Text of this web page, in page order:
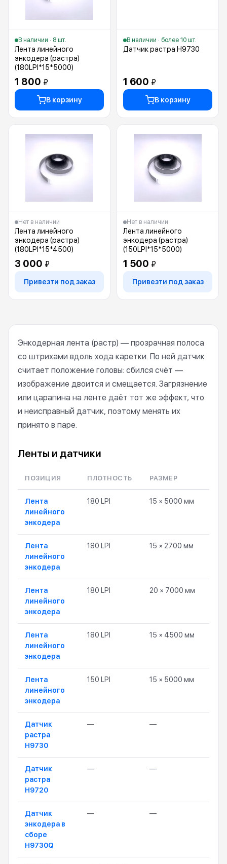
В наличии · 8 шт.
Лента линейного
энкодера (растра)
(180LPI*15*5000)
1 800 ₽
В корзину
В наличии · более 10 шт.
Датчик растра H9730
1 600 ₽
В корзину
Нет в наличии
Лента линейного
энкодера (растра)
(180LPI*15*4500)
3 000 ₽
Привезти под заказ
Нет в наличии
Лента линейного
энкодера (растра)
(150LPI*15*5000)
1 500 ₽
Привезти под заказ
Энкодерная лента (растр) — прозрачная полоса
со штрихами вдоль хода каретки. По ней датчик
считает положение головы: сбился счёт —
изображение двоится и смещается. Загрязнение
или царапина на ленте даёт тот же эффект, что
и неисправный датчик, поэтому менять их
принято в паре.
Ленты и датчики
ПОЗИЦИЯ ПЛОТНОСТЬ РАЗМЕР
Лента
линейного
энкодера
180 LPI 15 × 5000 мм
Лента
линейного
энкодера
180 LPI 15 × 2700 мм
Лента
линейного
энкодера
180 LPI 20 × 7000 мм
Лента
линейного
энкодера
180 LPI 15 × 4500 мм
Лента
линейного
энкодера
150 LPI 15 × 5000 мм
Датчик
растра
H9730
— —
Датчик
растра
H9720
— —
Датчик
энкодера в
сборе
H9730Q
— —